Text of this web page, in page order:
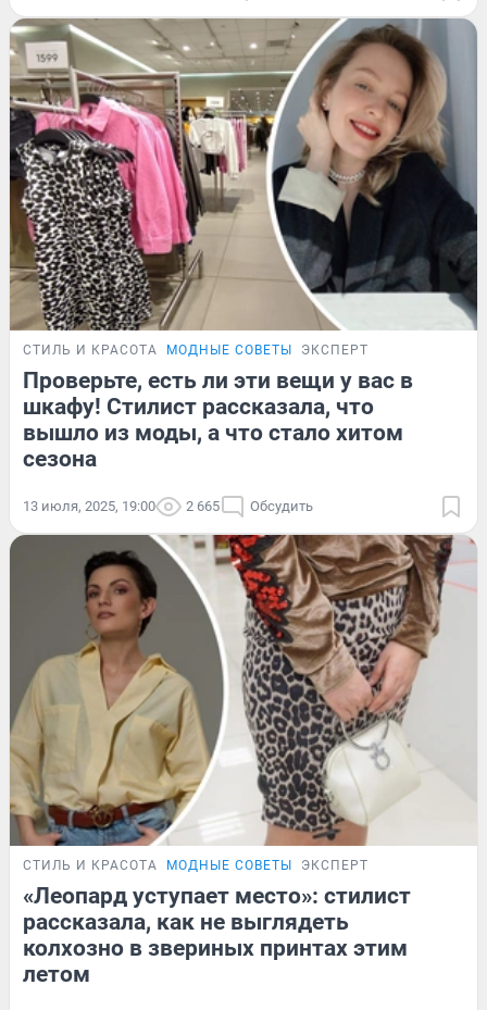
СТИЛЬ И КРАСОТА МОДНЫЕ СОВЕТЫ ЭКСПЕРТ
Проверьте, есть ли эти вещи у вас в
шкафу! Стилист рассказала, что
вышло из моды, а что стало хитом
сезона
13 июля, 2025, 19:00 2 665 Обсудить
СТИЛЬ И КРАСОТА МОДНЫЕ СОВЕТЫ ЭКСПЕРТ
«Леопард уступает место»: стилист
рассказала, как не выглядеть
колхозно в звериных принтах этим
летом